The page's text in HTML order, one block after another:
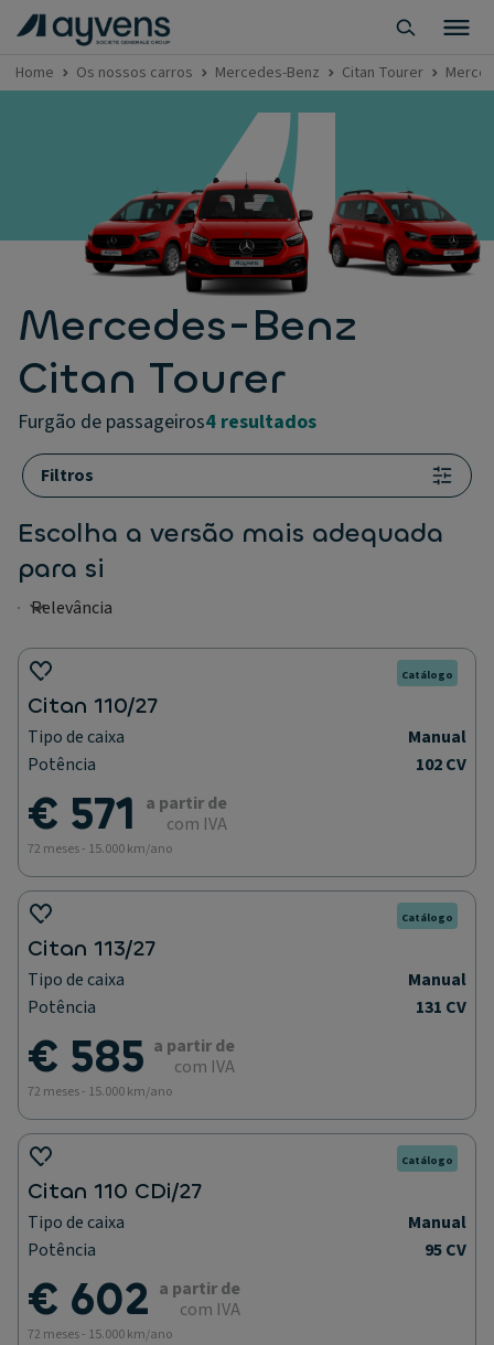
Home Os nossos carros Mercedes-Benz Citan Tourer
Mercedes-Benz
Citan Tourer
furgão de passageiros4 resultados
Filtros
Escolha a versão mais adequada
para si
Catálogo
Citan 110/27
Tipo de caixa
Manual
Potência
102 CV
€ 571 a partir de
com IVA
72 meses - 15.000 km/ano
Catálogo
Citan 113/27
Tipo de caixa
Manual
Potência
131 CV
€ 585 a partir de
com IVA
72 meses - 15.000 km/ano
Catálogo
Citan 110 CDi/27
Tipo de caixa
Manual
Potência
95 CV
€ 602 a partir de
com IVA
72 meses - 15.000 km/ano